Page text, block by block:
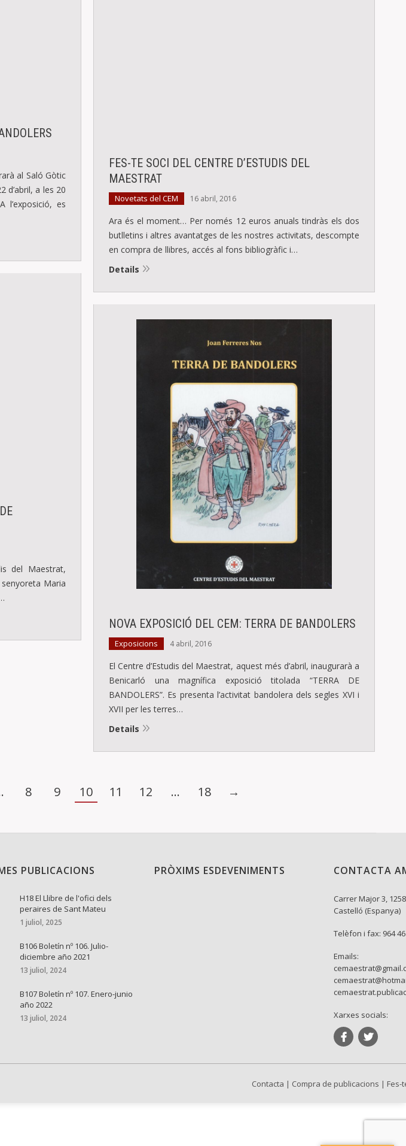
al Saló Gòtic
d’abril, a les 20
l’exposició, es
FES-TE SOCI DEL CENTRE D’ESTUDIS DEL
MAESTRAT
Novetats del CEM 16 abril, 2016
Ara és el moment… Per només 12 euros anuals tindràs els dos
butlletins i altres avantatges de les nostres activitats, descompte
en compra de llibres, accés al fons bibliogràfic i…
Details
del Maestrat,
Maria
NOVA EXPOSICIÓ DEL CEM: TERRA DE BANDOLERS
Exposicions 4 abril, 2016
El Centre d’Estudis del Maestrat, aquest més d’abril, inaugurarà a
Benicarló una magnífica exposició titolada “TERRA DE
BANDOLERS”. Es presenta l’activitat bandolera dels segles XVI i
XVII per les terres…
Details
8 9 10 11 12 … 18 →
PUBLICACIONS
H18 El Llibre de l'ofici dels
peraires de Sant Mateu
1 juliol, 2025
B106 Boletín nº 106. Julio-
diciembre año 2021
13 juliol, 2024
B107 Boletín nº 107. Enero-junio
año 2022
13 juliol, 2024
PRÒXIMS ESDEVENIMENTS CONTACTA
Carrer Major 3,
Castelló (Espanya)
Telèfon i fax: 964
Emails:
Xarxes socials:
Contacta | Compra de publicacions | Fes-